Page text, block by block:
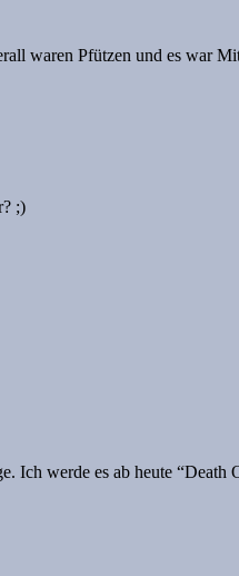
waren Pfützen und es war
;)
Ich werde es ab heute